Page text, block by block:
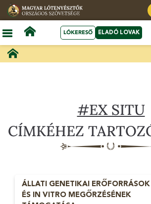
LÓKERESŐ ELADÓ LOVAK
#EX SITU
CÍMKÉHEZ
ÁLLATI GENETIKAI
ÉS IN VITRO MEGŐRZÉSÉNEK